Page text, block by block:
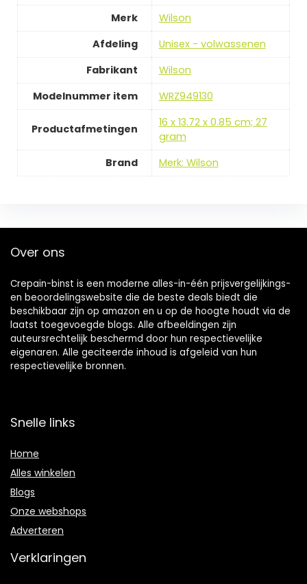
Merk
‎Wilson
Afdeling
‎Unisex - volwassenen
Fabrikant
‎Wilson
Modelnummer item
‎WRZ949130
Productafmetingen
‎16 x 13.72 x 0.85 cm; 27
gram
Brand
Merk: Wilson
Over ons
Crepain-binst is een moderne alles-in-één prijsvergelijkings-
en beoordelingswebsite die de beste deals biedt die
beschikbaar zijn op amazon en u op de hoogte houdt via de
laatst toegevoegde blogs. Alle afbeeldingen zijn
auteursrechtelijk beschermd door hun respectievelijke
eigenaren. Alle geciteerde inhoud is afgeleid van hun
respectievelijke bronnen.
Snelle links
Home
Alles winkelen
Blogs
Onze webshops
Adverteren
Verklaringen